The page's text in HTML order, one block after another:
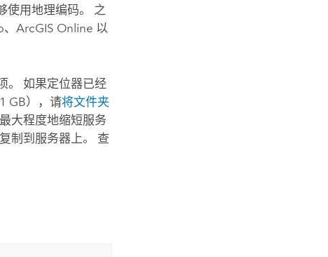
使用地理编码。 之
、ArcGIS Online 以
。 如果定位器已经
GB），请将文件夹
大程度地缩短服务
制到服务器上。 查